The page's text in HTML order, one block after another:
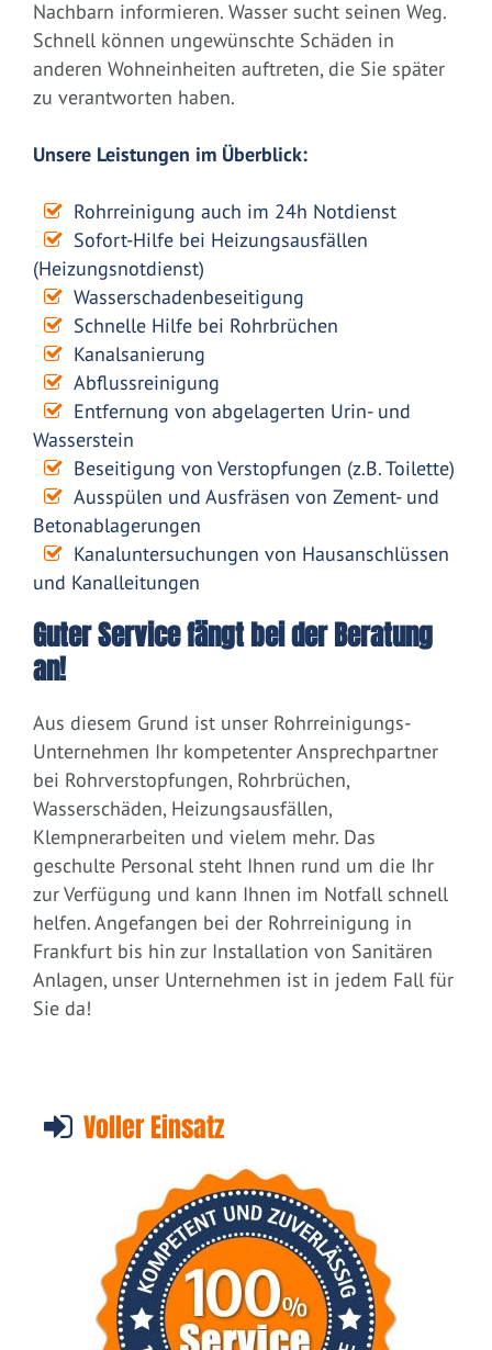
Nachbarn informieren. Wasser sucht seinen Weg.
Schnell können ungewünschte Schäden in
anderen Wohneinheiten auftreten, die Sie später
zu verantworten haben.
Unsere Leistungen im Überblick:
Rohrreinigung auch im 24h Notdienst
Sofort-Hilfe bei Heizungsausfällen
(Heizungsnotdienst)
Wasserschadenbeseitigung
Schnelle Hilfe bei Rohrbrüchen
Kanalsanierung
Abflussreinigung
Entfernung von abgelagerten Urin- und
Wasserstein
Beseitigung von Verstopfungen (z.B. Toilette)
Ausspülen und Ausfräsen von Zement- und
Betonablagerungen
Kanaluntersuchungen von Hausanschlüssen
und Kanalleitungen
Guter Service fängt bei der Beratung
an!
Aus diesem Grund ist unser Rohrreinigungs-
Unternehmen Ihr kompetenter Ansprechpartner
bei Rohrverstopfungen, Rohrbrüchen,
Wasserschäden, Heizungsausfällen,
Klempnerarbeiten und vielem mehr. Das
geschulte Personal steht Ihnen rund um die Ihr
zur Verfügung und kann Ihnen im Notfall schnell
helfen. Angefangen bei der Rohrreinigung in
Frankfurt bis hin zur Installation von Sanitären
Anlagen, unser Unternehmen ist in jedem Fall für
Sie da!
Voller Einsatz